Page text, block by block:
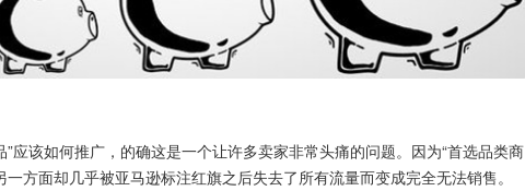
应该如何推广，的确这是一个让许多卖家非常头痛的问题。因为“首选品类商
方面却几乎被亚马逊标注红旗之后失去了所有流量而变成完全无法销售。